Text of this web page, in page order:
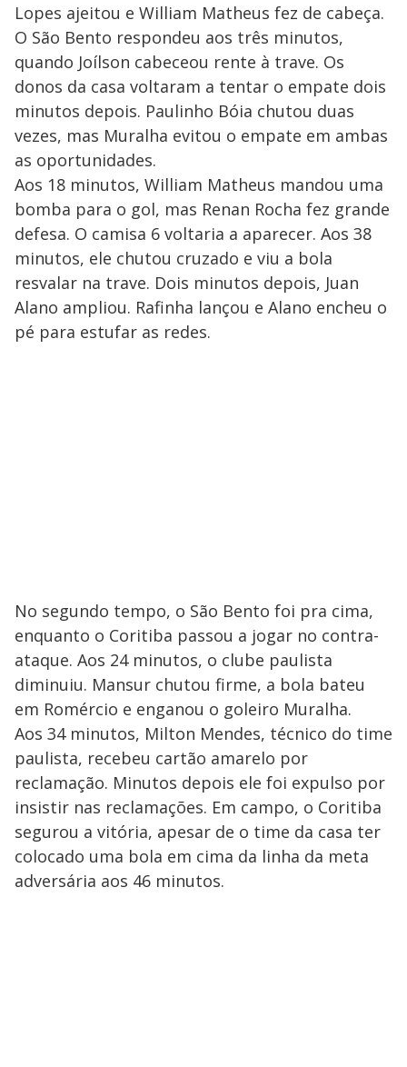
Lopes ajeitou e William Matheus fez de cabeça.
O São Bento respondeu aos três minutos,
quando Joílson cabeceou rente à trave. Os
donos da casa voltaram a tentar o empate dois
minutos depois. Paulinho Bóia chutou duas
vezes, mas Muralha evitou o empate em ambas
as oportunidades.
Aos 18 minutos, William Matheus mandou uma
bomba para o gol, mas Renan Rocha fez grande
defesa. O camisa 6 voltaria a aparecer. Aos 38
minutos, ele chutou cruzado e viu a bola
resvalar na trave. Dois minutos depois, Juan
Alano ampliou. Rafinha lançou e Alano encheu o
pé para estufar as redes.
No segundo tempo, o São Bento foi pra cima,
enquanto o Coritiba passou a jogar no contra-
ataque. Aos 24 minutos, o clube paulista
diminuiu. Mansur chutou firme, a bola bateu
em Romércio e enganou o goleiro Muralha.
Aos 34 minutos, Milton Mendes, técnico do time
paulista, recebeu cartão amarelo por
reclamação. Minutos depois ele foi expulso por
insistir nas reclamações. Em campo, o Coritiba
segurou a vitória, apesar de o time da casa ter
colocado uma bola em cima da linha da meta
adversária aos 46 minutos.